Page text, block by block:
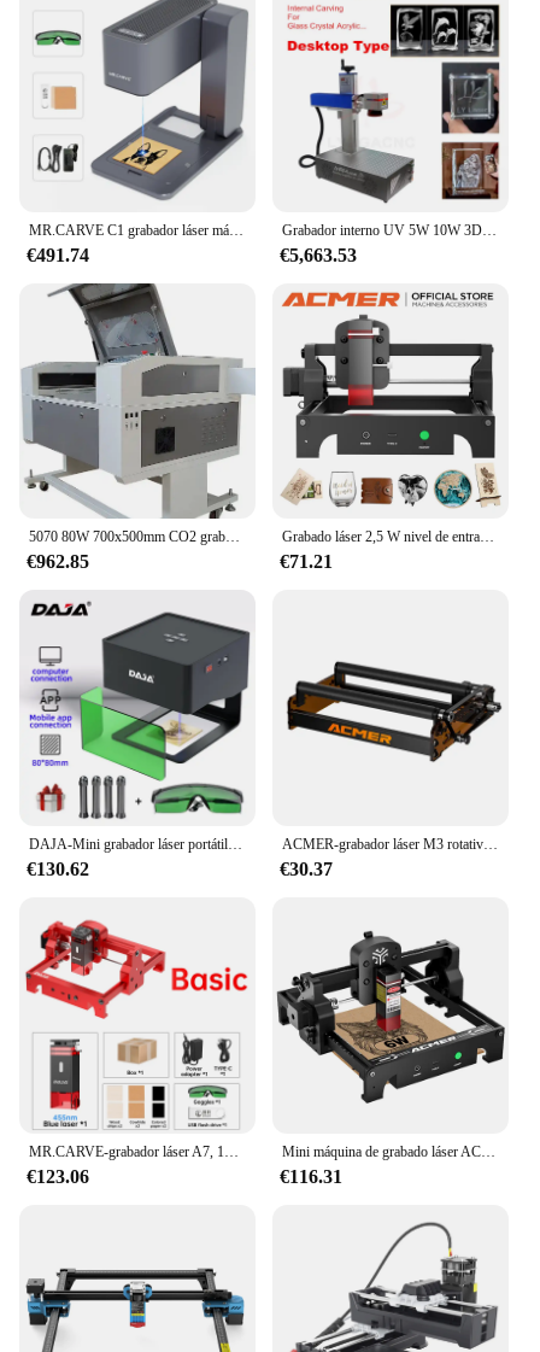
€491.74
Grabador interno UV 5W 10W 3D para cristal acrílico rayos ultravioleta luz fría púrpura máquina de marcado láser refrigeración por agua
€5,663.53
5070 80W 700x500mm CO2 grabador láser máquina de grabado Ruida 6445 CW-3000 enfriador
€962.85
Grabado láser 2,5 W nivel de entrada cortador láser portátil para principiantes máquina de grabado de trabajo de madera acrílica CNC de alta precisión
€71.21
DAJA-Mini grabador láser portátil, máquina de bricolaje, Bluetooth, Etiqueta de perro pintada, papel, cuero, madera, plástico, logotipo, máquina CNC
€130.62
ACMER-grabador láser M3 rotativo para objetos cilíndricos, herramientas de eje de grabado giratorio de 360 ° para ORTUR XTOOL ATOMSTACK
€30.37
MR.CARVE-grabador láser A7, 10W, Mini máquina de grabado CNC portátil con Bluetooth, impresión de marca, todos los materiales, corte de madera y acrílico
€123.06
Mini máquina de grabado láser ACMER S1 6W, máquina de marcado CNC, máquina de corte y grabado láser pequeña portátil de 6000mw, área de grabado de 130x130mm
€116.31